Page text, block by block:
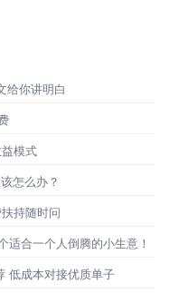
给你讲明白
模式
怎么办？
持随时问
适合一个人倒腾的小生意！
低成本对接优质单子